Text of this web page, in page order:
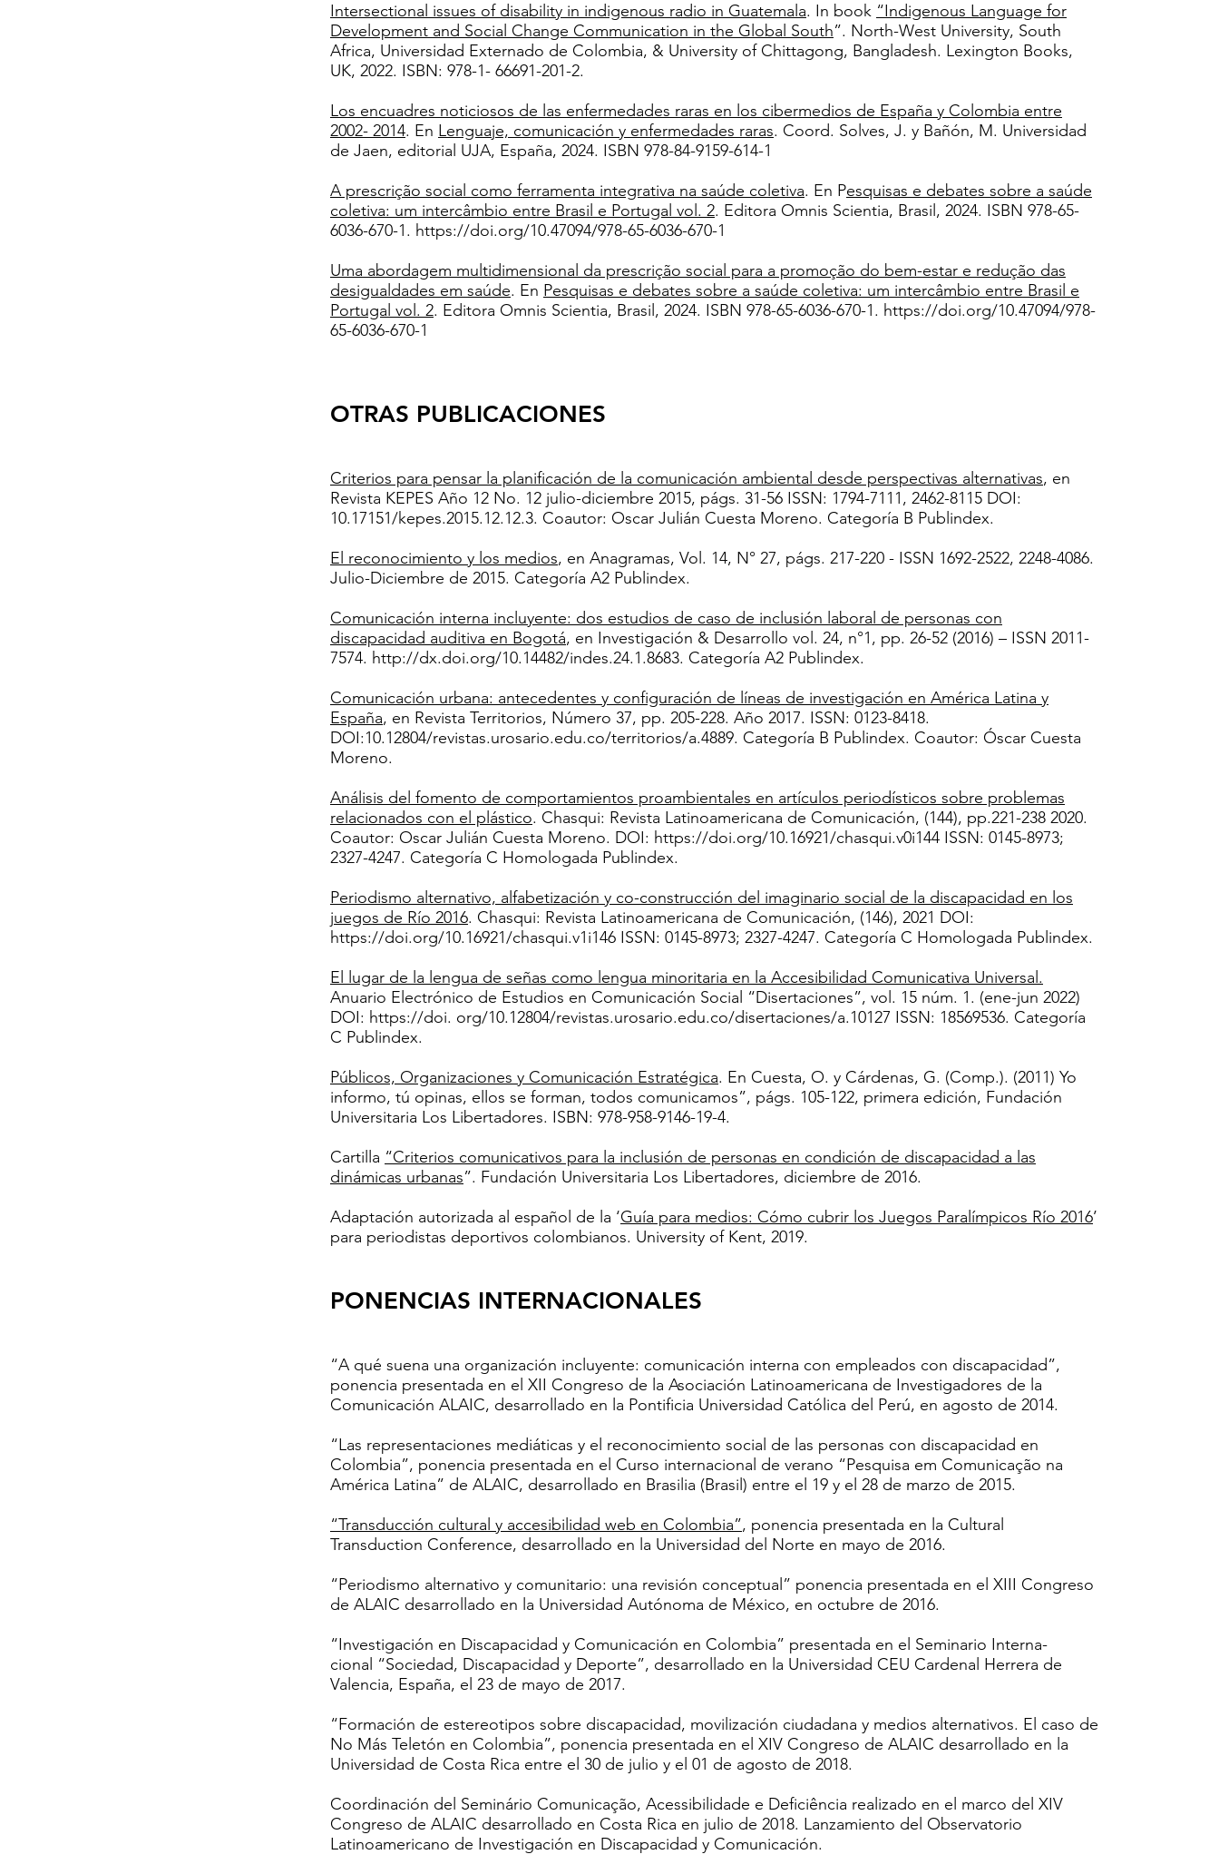
Intersectional issues of disability in indigenous radio in Guatemala. In book “Indigenous Language for
Development and Social Change Communication in the Global South”. North-West University, South
Africa, Universidad Externado de Colombia, & University of Chittagong, Bangladesh. Lexington Books,
UK, 2022. ISBN: 978-1- 66691-201-2.
Los encuadres noticiosos de las enfermedades raras en los cibermedios de España y Colombia entre
2002- 2014. En Lenguaje, comunicación y enfermedades raras. Coord. Solves, J. y Bañón, M. Universidad
de Jaen, editorial UJA, España, 2024. ISBN 978-84-9159-614-1
A prescrição social como ferramenta integrativa na saúde coletiva. En Pesquisas e debates sobre a saúde
coletiva: um intercâmbio entre Brasil e Portugal vol. 2. Editora Omnis Scientia, Brasil, 2024. ISBN 978-65-
6036-670-1. https://doi.org/10.47094/978-65-6036-670-1
Uma abordagem multidimensional da prescrição social para a promoção do bem-estar e redução das
desigualdades em saúde. En Pesquisas e debates sobre a saúde coletiva: um intercâmbio entre Brasil e
Portugal vol. 2. Editora Omnis Scientia, Brasil, 2024. ISBN 978-65-6036-670-1. https://doi.org/10.47094/978-
65-6036-670-1
OTRAS PUBLICACIONES
​Criterios para pensar la planificación de la comunicación ambiental desde perspectivas alternativas, en
Revista KEPES Año 12 No. 12 julio-diciembre 2015, págs. 31-56 ISSN: 1794-7111, 2462-8115 DOI:
10.17151/kepes.2015.12.12.3. Coautor: Oscar Julián Cuesta Moreno. Categoría B Publindex.
El reconocimiento y los medios, en Anagramas, Vol. 14, N° 27, págs. 217-220 - ISSN 1692-2522, 2248-4086.
Julio-Diciembre de 2015. Categoría A2 Publindex.
Comunicación interna incluyente: dos estudios de caso de inclusión laboral de personas con
discapacidad auditiva en Bogotá, en Investigación & Desarrollo vol. 24, n°1, pp. 26-52 (2016) – ISSN 2011-
7574. http://dx.doi.org/10.14482/indes.24.1.8683. Categoría A2 Publindex.
Comunicación urbana: antecedentes y configuración de líneas de investigación en América Latina y
España, en Revista Territorios, Número 37, pp. 205-228. Año 2017. ISSN: 0123-8418.
DOI:10.12804/revistas.urosario.edu.co/territorios/a.4889. Categoría B Publindex. Coautor: Óscar Cuesta
Moreno.
Análisis del fomento de comportamientos proambientales en artículos periodísticos sobre problemas
relacionados con el plástico. Chasqui: Revista Latinoamericana de Comunicación, (144), pp.221-238 2020.
Coautor: Oscar Julián Cuesta Moreno. DOI: https://doi.org/10.16921/chasqui.v0i144 ISSN: 0145-8973;
2327-4247. Categoría C Homologada Publindex.
Periodismo alternativo, alfabetización y co-construcción del imaginario social de la discapacidad en los
juegos de Río 2016. Chasqui: Revista Latinoamericana de Comunicación, (146), 2021 DOI:
https://doi.org/10.16921/chasqui.v1i146 ISSN: 0145-8973; 2327-4247. Categoría C Homologada Publindex.
El lugar de la lengua de señas como lengua minoritaria en la Accesibilidad Comunicativa Universal.
Anuario Electrónico de Estudios en Comunicación Social “Disertaciones”, vol. 15 núm. 1. (ene-jun 2022)
DOI: https://doi. org/10.12804/revistas.urosario.edu.co/disertaciones/a.10127 ISSN: 18569536. Categoría
C Publindex.
Públicos, Organizaciones y Comunicación Estratégica. En Cuesta, O. y Cárdenas, G. (Comp.). (2011) Yo
informo, tú opinas, ellos se forman, todos comunicamos”, págs. 105-122, primera edición, Fundación
Universitaria Los Libertadores. ISBN: 978-958-9146-19-4.
​Cartilla “Criterios comunicativos para la inclusión de personas en condición de discapacidad a las
dinámicas urbanas”. Fundación Universitaria Los Libertadores, diciembre de 2016.
Adaptación autorizada al español de la ‘Guía para medios: Cómo cubrir los Juegos Paralímpicos Río 2016’
para periodistas deportivos colombianos. University of Kent, 2019.
​​​​​​​​PONENCIAS INTERNACIONALES
“A qué suena una organización incluyente: comunicación interna con empleados con discapacidad”,
ponencia presentada en el XII Congreso de la Asociación Latinoamericana de Investigadores de la
Comunicación ALAIC, desarrollado en la Pontificia Universidad Católica del Perú, en agosto de 2014.
“Las representaciones mediáticas y el reconocimiento social de las personas con discapacidad en
Colombia”, ponencia presentada en el Curso internacional de verano “Pesquisa em Comunicação na
América Latina” de ALAIC, desarrollado en Brasilia (Brasil) entre el 19 y el 28 de marzo de 2015.
“Transducción cultural y accesibilidad web en Colombia”, ponencia presentada en la Cultural
Transduction Conference, desarrollado en la Universidad del Norte en mayo de 2016.
“Periodismo alternativo y comunitario: una revisión conceptual” ponencia presentada en el XIII Congreso
de ALAIC desarrollado en la Universidad Autónoma de México, en octubre de 2016.
“Investigación en Discapacidad y Comunicación en Colombia” presentada en el Seminario Interna-
cional “Sociedad, Discapacidad y Deporte”, desarrollado en la Universidad CEU Cardenal Herrera de
Valencia, España, el 23 de mayo de 2017.
“Formación de estereotipos sobre discapacidad, movilización ciudadana y medios alternativos. El caso de
No Más Teletón en Colombia”, ponencia presentada en el XIV Congreso de ALAIC desarrollado en la
Universidad de Costa Rica entre el 30 de julio y el 01 de agosto de 2018.
Coordinación del Seminário Comunicação, Acessibilidade e Deficiência realizado en el marco del XIV
Congreso de ALAIC desarrollado en Costa Rica en julio de 2018. Lanzamiento del Observatorio
Latinoamericano de Investigación en Discapacidad y Comunicación.